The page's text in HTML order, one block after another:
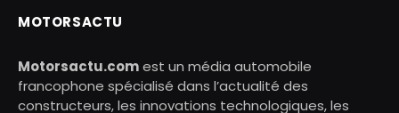
MOTORSACTU
Motorsactu.comest un média automobile
francophone spécialisé dans l’actualité des
constructeurs, les innovations technologiques, les